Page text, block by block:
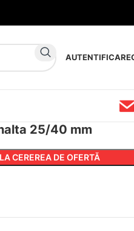
AUTENTIFICARE
25/40 mm
CEREREA DE OFERTĂ